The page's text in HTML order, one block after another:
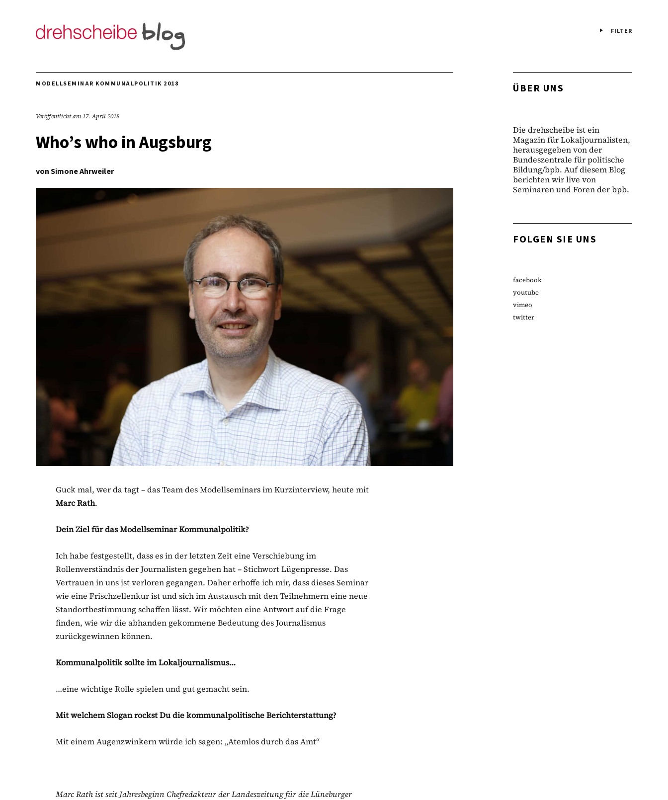
FILTER
MODELLSEMINAR KOMMUNALPOLITIK 2018
Veröffentlicht am17. April 2018
Who’s who in Augsburg
vonSimone Ahrweiler
Guck mal, wer da tagt – das Team des Modellseminars im Kurzinterview, heute mit
Marc Rath.
Dein Ziel für das Modellseminar Kommunalpolitik?
Ich habe festgestellt, dass es in der letzten Zeit eine Verschiebung im
Rollenverständnis der Journalisten gegeben hat – Stichwort Lügenpresse. Das
Vertrauen in uns ist verloren gegangen. Daher erhoffe ich mir, dass dieses Seminar
wie eine Frischzellenkur ist und sich im Austausch mit den Teilnehmern eine neue
Standortbestimmung schaffen lässt. Wir möchten eine Antwort auf die Frage
finden, wie wir die abhanden gekommene Bedeutung des Journalismus
zurückgewinnen können.
Kommunalpolitik sollte im Lokaljournalismus…
…eine wichtige Rolle spielen und gut gemacht sein.
Mit welchem Slogan rockst Du die kommunalpolitische Berichterstattung?
Mit einem Augenzwinkern würde ich sagen: „Atemlos durch das Amt“
Marc Rath ist seit Jahresbeginn Chefredakteur der Landeszeitung für die Lüneburger
ÜBER UNS
Die drehscheibe ist ein
Magazin für Lokaljournalisten,
herausgegeben von der
Bundeszentrale für politische
Bildung/bpb. Auf diesem Blog
berichten wir live von
Seminaren und Foren der bpb.
FOLGEN SIE UNS
facebook
youtube
vimeo
twitter